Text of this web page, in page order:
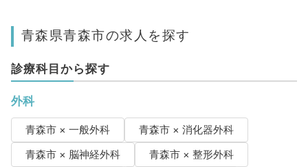
青森県青森市の求人を探す
診療科目から探す
外科
青森市 × 一般外科
青森市 × 消化器外科
青森市 × 脳神経外科
青森市 × 整形外科